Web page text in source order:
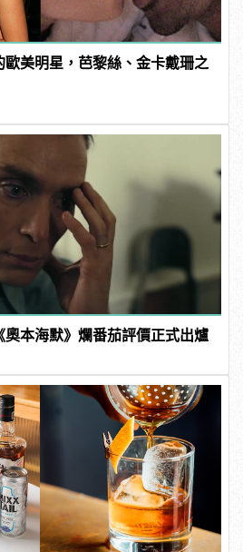
美明星，芭黎絲、金卡戴珊之
奧本海默》爛番茄評價正式出爐